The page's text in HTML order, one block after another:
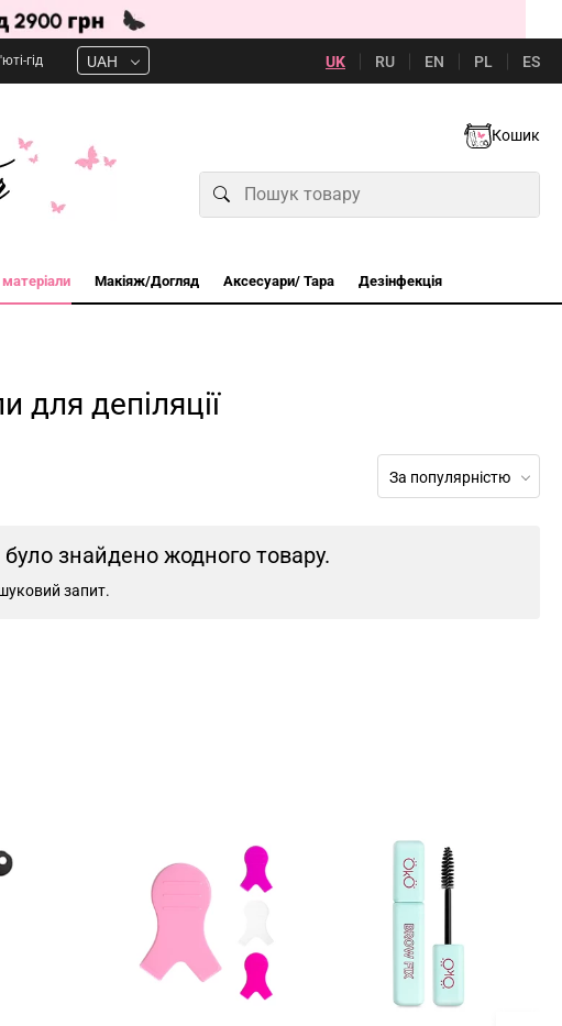
гід UAH UK RU EN PL ES
Кошик
Макіяж/Догляд Аксесуари/ Тара Дезінфекція
для депіляції
За популярністю
знайдено жодного товару.
запит.